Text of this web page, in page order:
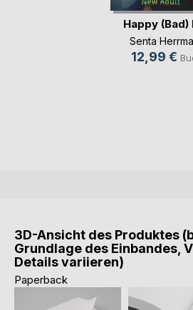
Happy (Bad)
Senta
12,99 €
3D-Ansicht des Produktes
Grundlage des Einbandes,
Details variieren)
Paperback